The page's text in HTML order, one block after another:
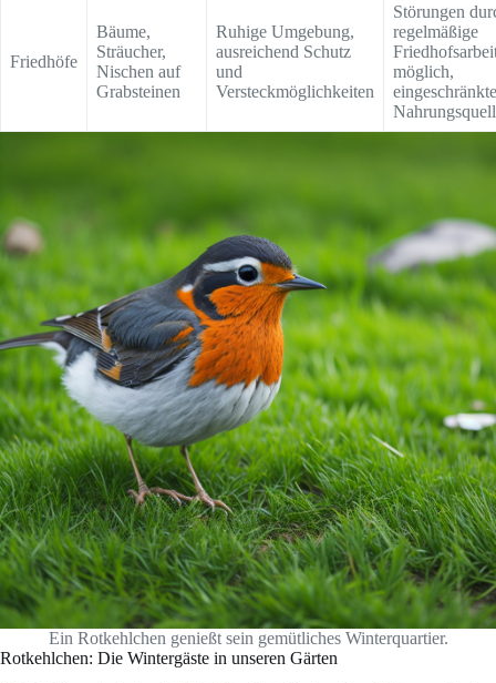
Friedhöfe
Bäume,
Sträucher,
Nischen auf
Grabsteinen
Ruhige Umgebung,
ausreichend Schutz
und
Versteckmöglichkeiten
Störungen
regelmäßige
möglich,
eingeschränkte
Ein Rotkehlchen genießt sein gemütliches Winterquartier.
Rotkehlchen: Die Wintergäste in unseren Gärten